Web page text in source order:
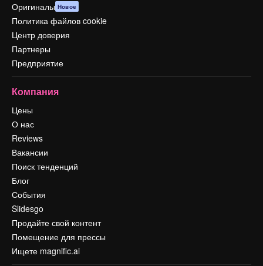
Оригиналы Новое
Политика файлов cookie
Центр доверия
Партнеры
Предприятие
Компания
Цены
О нас
Reviews
Вакансии
Поиск тенденций
Блог
События
Slidesgo
Продайте свой контент
Помещение для прессы
Ищете magnific.ai